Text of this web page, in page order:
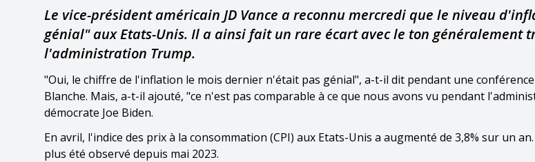
Le vice-président américain JD Vance a reconnu mercredi que le niveau
génial" aux Etats-Unis. Il a ainsi fait un rare écart avec le ton généralement
l'administration Trump.
"Oui, le chiffre de l'inflation le mois dernier n'était pas génial", a-t-il dit pendant une
Blanche. Mais, a-t-il ajouté, "ce n'est pas comparable à ce que nous avons vu pendant
démocrate Joe Biden.
En avril, l'indice des prix à la consommation (CPI) aux Etats-Unis a augmenté de 3,8% sur un
plus été observé depuis mai 2023.